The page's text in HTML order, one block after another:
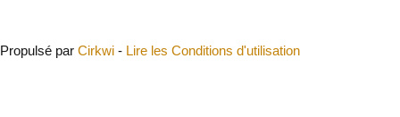
Propulsé par Cirkwi - Lire les Conditions d'utilisation